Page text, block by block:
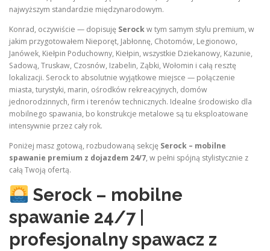
najwyższym standardzie międzynarodowym.
Konrad, oczywiście — dopisuję Serockw tym samym stylu premium, w
jakim przygotowałem Nieporęt, Jabłonnę, Chotomów, Legionowo,
Janówek, Kiełpin Poduchowny, Kiełpin, wszystkie Dziekanowy, Kazunie,
Sadową, Truskaw, Czosnów, Izabelin, Ząbki, Wołomin i całą resztę
lokalizacji. Serock to absolutnie wyjątkowe miejsce — połączenie
miasta, turystyki, marin, ośrodków rekreacyjnych, domów
jednorodzinnych, firm i terenów technicznych. Idealne środowisko dla
mobilnego spawania, bo konstrukcje metalowe są tu eksploatowane
intensywnie przez cały rok.
Poniżej masz gotową, rozbudowaną sekcję Serock – mobilne
spawanie premium z dojazdem 24/7, w pełni spójną stylistycznie z
całą Twoją ofertą.
Serock – mobilne
spawanie 24/7 |
profesjonalny spawacz z